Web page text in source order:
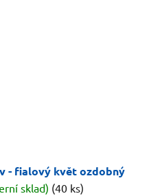
- fialový květ ozdobný
sklad) (40 ks)